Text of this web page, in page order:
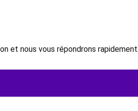
et nous vous répondrons rapidement.